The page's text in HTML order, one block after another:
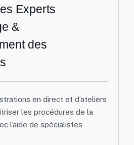
Experts
&
des
en direct et d’ateliers
les procédures de la
l’aide de spécialistes